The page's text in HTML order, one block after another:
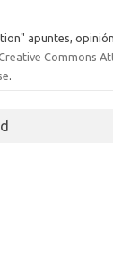
apuntes,
Commons
.